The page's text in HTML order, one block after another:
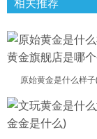
原始黄金是什么样